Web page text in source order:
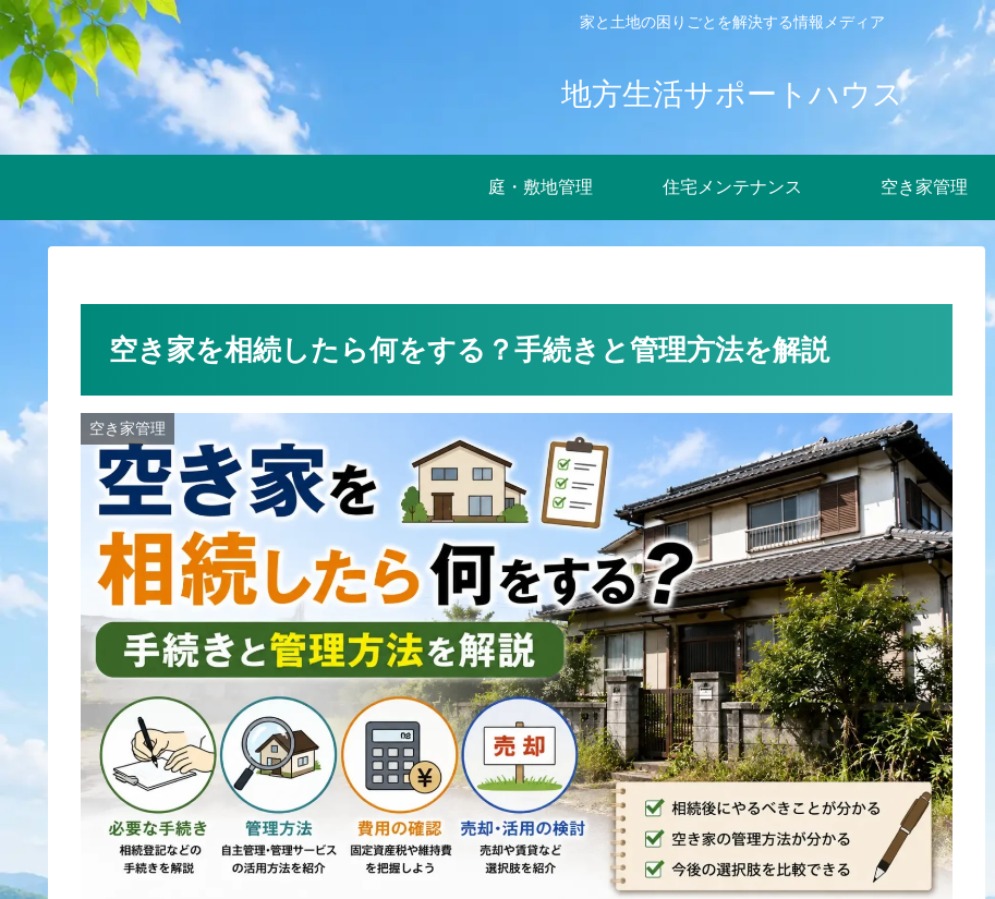
家と土地の困りごとを解決する情報メディア
地方生活サポートハウス
庭・敷地管理 住宅メンテナンス 空き家管理
空き家を相続したら何をする？手続きと管理方法を解説
空き家管理